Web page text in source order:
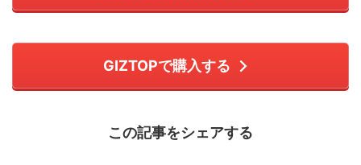
GIZTOPで購入する
この記事をシェアする